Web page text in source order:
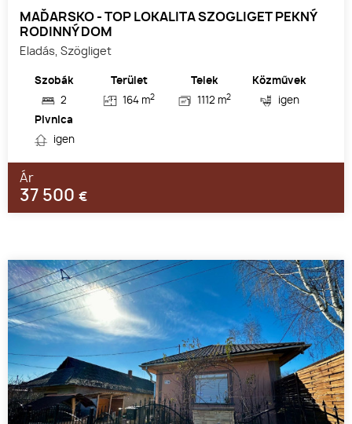
MAĎARSKO - TOP LOKALITA SZOGLIGET PEKNÝ
RODINNÝ DOM
Eladás, Szögliget
Szobák
2
Terület
164 m2
Telek
1112 m2
Közművek
igen
Pivnica
igen
Ár
37 500 €